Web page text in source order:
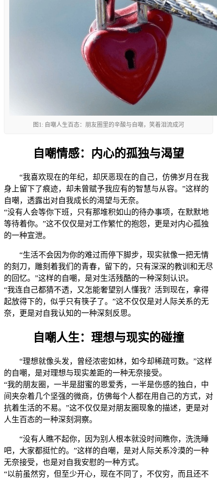
图1: 自嘲人生百态：朋友圈里的辛酸与自嘲，笑着泪流成河
自嘲情感：内心的孤独与渴望
“我喜欢现在的年纪，却厌恶现在的自己，仿佛岁月在我
身上留下了痕迹，却未曾赋予我应有的智慧与从容。”这样的
自嘲，透露出对自我成长的渴望与无奈。
“没有人会等你下班，只有那堆积如山的待办事项，在默默地
等待着你。”这不仅仅是对工作繁忙的抱怨，更是对内心孤独
的一种宣泄。
“生活不会因为你的难过而停下脚步，现实就像一把无情
的刻刀，雕刻着我们的青春，留下的，只有深深的教训和无尽
的回忆。”这样的自嘲，是对生活残酷的一种深刻认识。
“我连自己都猜不透，又怎能奢望别人懂我？活到现在，拿得
起放得下的，似乎只有筷子了。”这不仅仅是对人际关系的无
奈，更是对自我认知的一种深刻反思。
自嘲人生：理想与现实的碰撞
“理想就像头发，曾经浓密如林，如今却稀疏可数。”这样
的自嘲，是对理想与现实差距的一种无奈接受。
“我的朋友圈，一半是甜蜜的恩爱秀，一半是伤感的独白，中
间夹杂着几个坚强的微商，仿佛每个人都在用自己的方式，对
抗着生活的不易。”这不仅仅是对朋友圈现象的描述，更是对
人生百态的一种深刻洞察。
“没有人瞧不起你，因为别人根本就没时间瞧你，洗洗睡
吧，大家都挺忙的。”这样的自嘲，是对人际关系冷漠的一种
无奈接受，也是对自我安慰的一种方式。
“以前虽然穷，但至少开心，现在不同了，不仅穷，而且还不